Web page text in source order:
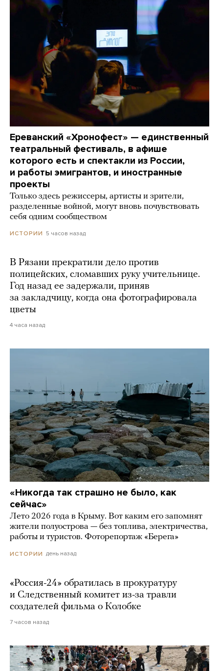
Ереванский «Хронофест» — единственный
театральный фестиваль, в афише
которого есть и спектакли из России,
и работы эмигрантов, и иностранные
проекты
Только здесь режиссеры, артисты и зрители,
разделенные войной, могут вновь почувствовать
себя одним сообществом
ИСТОРИИ 5 часов назад
В Рязани прекратили дело против
полицейских, сломавших руку учительнице.
Год назад ее задержали, приняв
за закладчицу, когда она фотографировала
цветы
4 часа назад
«Никогда так страшно не было, как
сейчас»
Лето 2026 года в Крыму. Вот каким его запомнят
жители полуострова — без топлива, электричества,
работы и туристов. Фоторепортаж «Берега»
ИСТОРИИ день назад
«Россия-24» обратилась в прокуратуру
и Следственный комитет из-за травли
создателей фильма о Колобке
7 часов назад